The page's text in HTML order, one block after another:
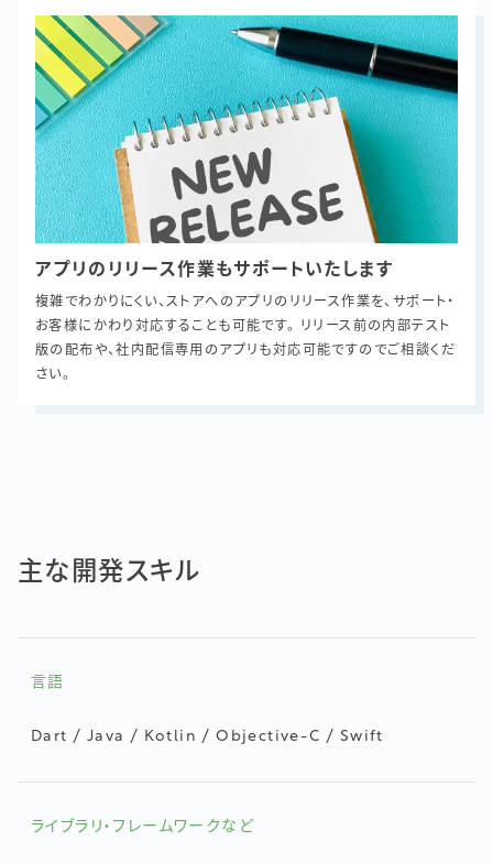
アプリのリリース作業もサポートいたします
複雑でわかりにくい、ストアへのアプリのリリース作業を、サポート・
お客様にかわり対応することも可能です。 リリース前の内部テスト
版の配布や、社内配信専用のアプリも対応可能ですのでご相談くだ
さい。
主な開発スキル
言語
Dart / Java / Kotlin / Objective-C / Swift
ライブラリ・フレームワークなど